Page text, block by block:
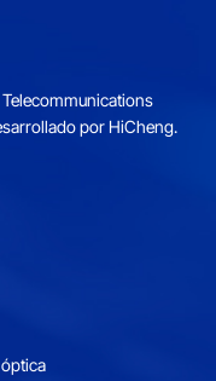
por HiCheng.